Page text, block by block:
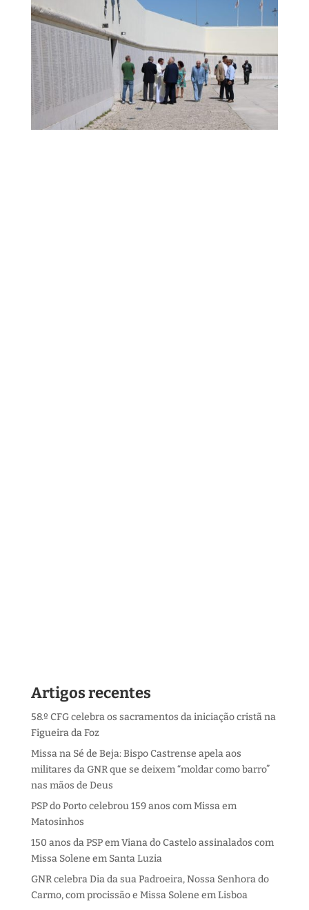
Artigos recentes
58.º CFG celebra os sacramentos da iniciação cristã na
Figueira da Foz
Missa na Sé de Beja: Bispo Castrense apela aos
militares da GNR que se deixem “moldar como barro”
nas mãos de Deus
PSP do Porto celebrou 159 anos com Missa em
Matosinhos
150 anos da PSP em Viana do Castelo assinalados com
Missa Solene em Santa Luzia
GNR celebra Dia da sua Padroeira, Nossa Senhora do
Carmo, com procissão e Missa Solene em Lisboa